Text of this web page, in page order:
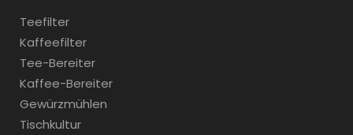
Teefilter
Kaffeefilter
Tee-Bereiter
Kaffee-Bereiter
Gewürzmühlen
Tischkultur